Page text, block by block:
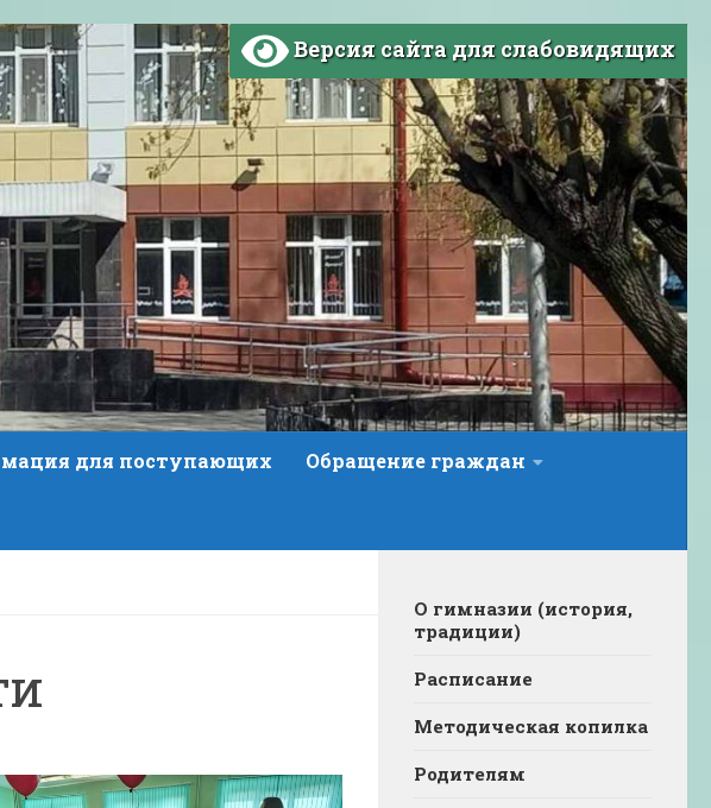
Версия сайта для слабовидящих
для поступающих Обращение граждан
О гимназии (история,
традиции)
Расписание
Методическая копилка
Родителям